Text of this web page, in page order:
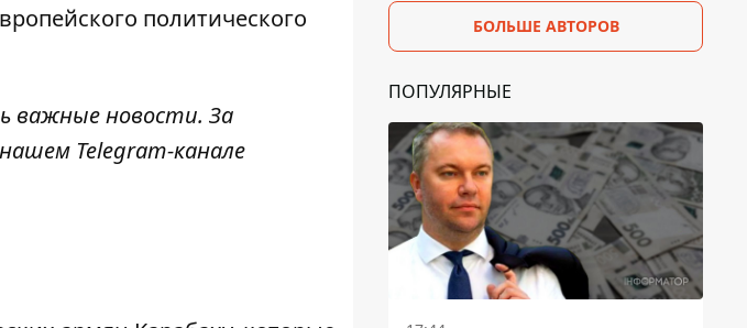
политического
важные новости. За
Telegram-канале
БОЛЬШЕ АВТОРОВ
ПОПУЛЯРНЫЕ